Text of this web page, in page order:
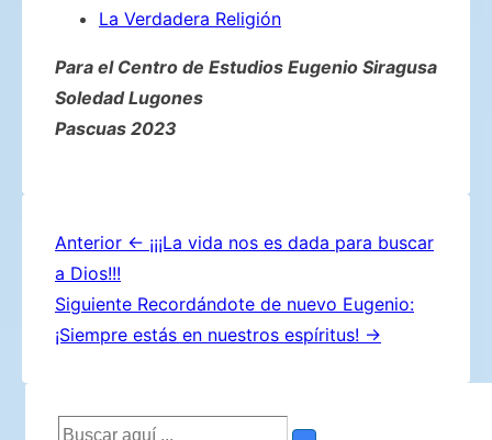
La Verdadera Religión
Para el Centro de Estudios Eugenio Siragusa
Soledad Lugones
Pascuas 2023
Navegación
de
entradas
Anterior ← ¡¡¡La vida nos es dada para buscar
a Dios!!!
Siguiente Recordándote de nuevo Eugenio:
¡Siempre estás en nuestros espíritus! →
Buscar